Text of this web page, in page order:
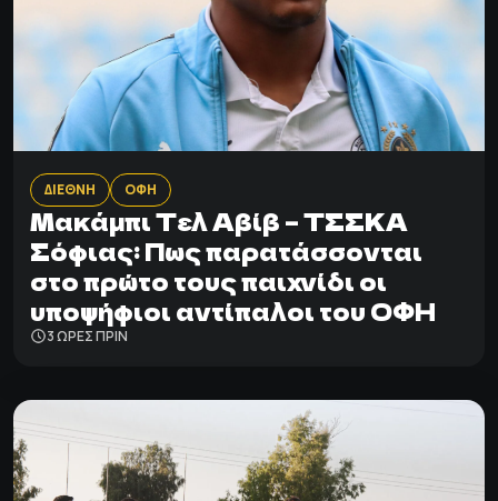
ΔΙΕΘΝΗ ΟΦΗ
Μακάμπι Τελ Αβίβ – ΤΣΣΚΑ
Σόφιας: Πως παρατάσσονται
στο πρώτο τους παιχνίδι οι
υποψήφιοι αντίπαλοι του ΟΦΗ
3 ΩΡΕΣ ΠΡΙΝ